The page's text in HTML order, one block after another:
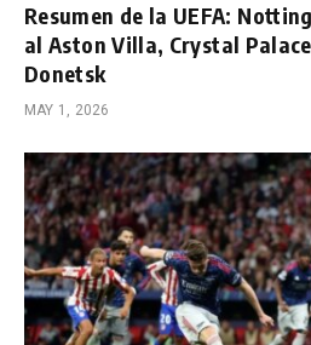
Resumen de la UEFA:
al Aston Villa, Crystal
Donetsk
MAY 1, 2026